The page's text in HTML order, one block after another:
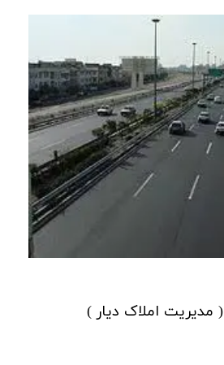
( مدیریت املاک دیار )